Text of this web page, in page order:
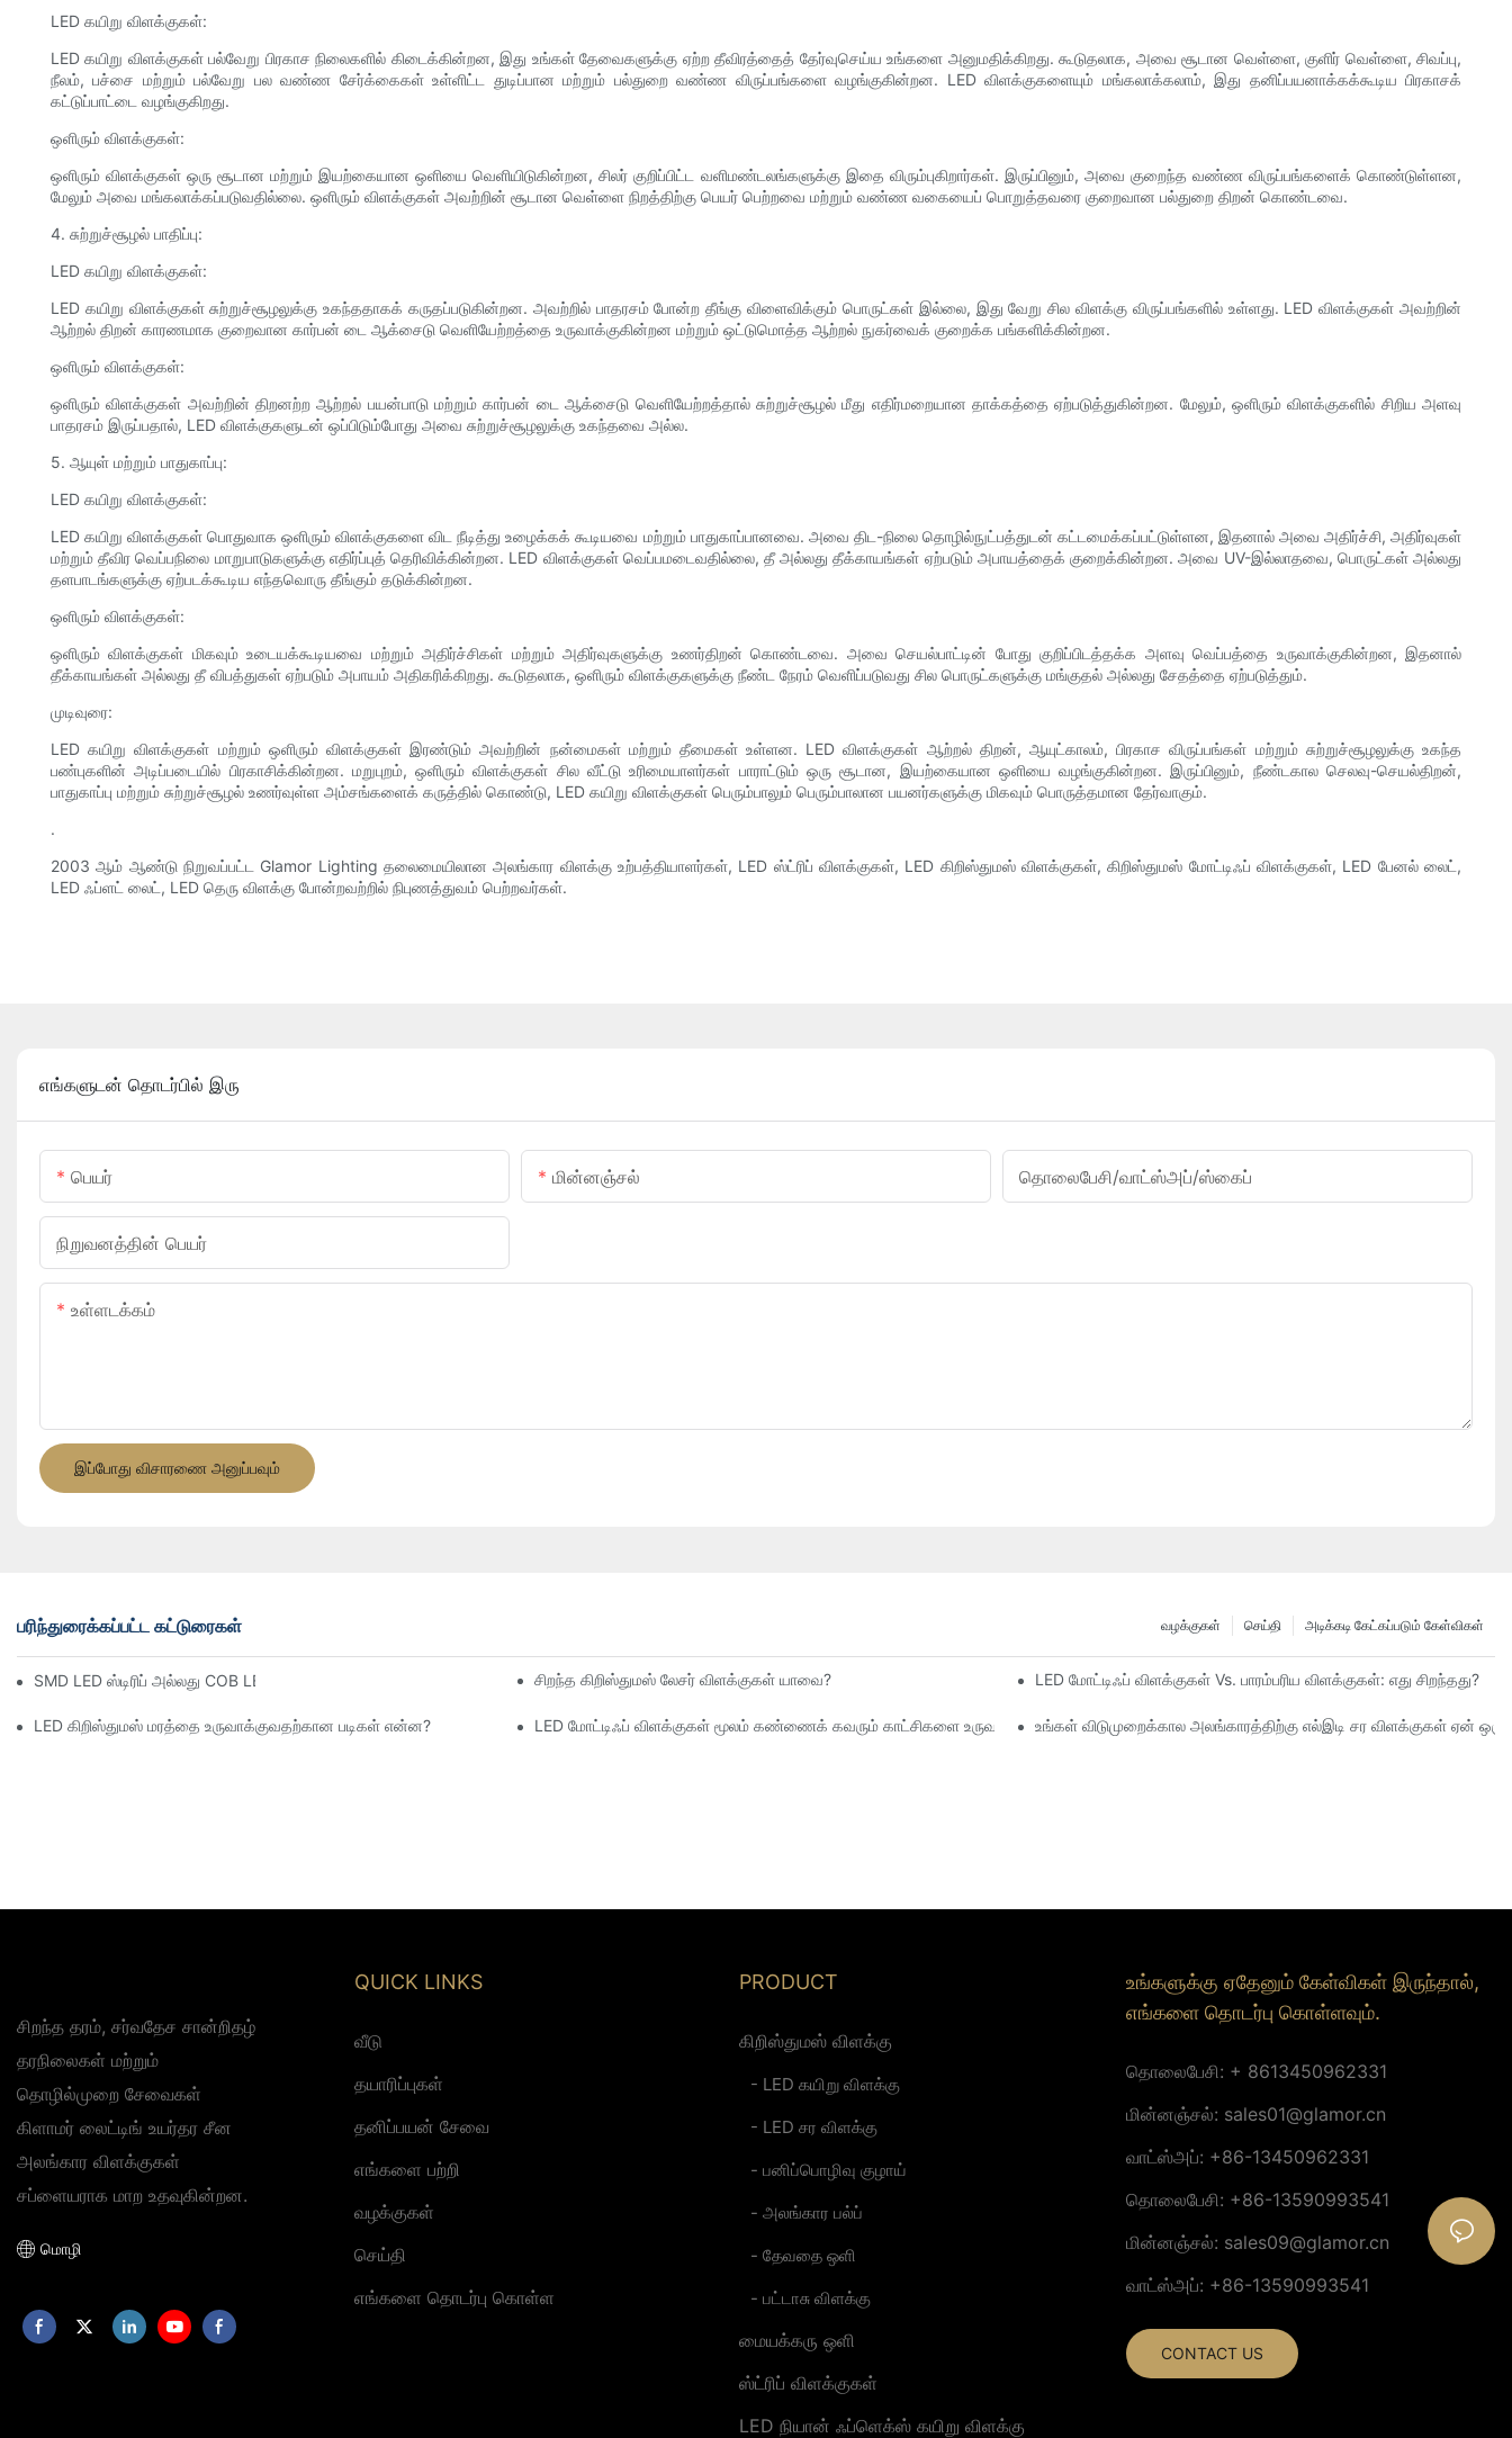
LED கயிறு விளக்குகள்:
LED கயிறு விளக்குகள் பல்வேறு பிரகாச நிலைகளில் கிடைக்கின்றன, இது உங்கள் தேவைகளுக்கு ஏற்ற தீவிரத்தைத் தேர்வுசெய்ய உங்களை அனுமதிக்கிறது. கூடுதலாக, அவை சூடான வெள்ளை, குளிர் வெள்ளை, சிவப்பு,
நீலம், பச்சை மற்றும் பல்வேறு பல வண்ண சேர்க்கைகள் உள்ளிட்ட துடிப்பான மற்றும் பல்துறை வண்ண விருப்பங்களை வழங்குகின்றன. LED விளக்குகளையும் மங்கலாக்கலாம், இது தனிப்பயனாக்கக்கூடிய பிரகாசக்
கட்டுப்பாட்டை வழங்குகிறது.
ஒளிரும் விளக்குகள்:
ஒளிரும் விளக்குகள் ஒரு சூடான மற்றும் இயற்கையான ஒளியை வெளியிடுகின்றன, சிலர் குறிப்பிட்ட வளிமண்டலங்களுக்கு இதை விரும்புகிறார்கள். இருப்பினும், அவை குறைந்த வண்ண விருப்பங்களைக் கொண்டுள்ளன,
மேலும் அவை மங்கலாக்கப்படுவதில்லை. ஒளிரும் விளக்குகள் அவற்றின் சூடான வெள்ளை நிறத்திற்கு பெயர் பெற்றவை மற்றும் வண்ண வகையைப் பொறுத்தவரை குறைவான பல்துறை திறன் கொண்டவை.
4. சுற்றுச்சூழல் பாதிப்பு:
LED கயிறு விளக்குகள்:
LED கயிறு விளக்குகள் சுற்றுச்சூழலுக்கு உகந்ததாகக் கருதப்படுகின்றன. அவற்றில் பாதரசம் போன்ற தீங்கு விளைவிக்கும் பொருட்கள் இல்லை, இது வேறு சில விளக்கு விருப்பங்களில் உள்ளது. LED விளக்குகள் அவற்றின்
ஆற்றல் திறன் காரணமாக குறைவான கார்பன் டை ஆக்சைடு வெளியேற்றத்தை உருவாக்குகின்றன மற்றும் ஒட்டுமொத்த ஆற்றல் நுகர்வைக் குறைக்க பங்களிக்கின்றன.
ஒளிரும் விளக்குகள்:
ஒளிரும் விளக்குகள் அவற்றின் திறனற்ற ஆற்றல் பயன்பாடு மற்றும் கார்பன் டை ஆக்சைடு வெளியேற்றத்தால் சுற்றுச்சூழல் மீது எதிர்மறையான தாக்கத்தை ஏற்படுத்துகின்றன. மேலும், ஒளிரும் விளக்குகளில் சிறிய அளவு
பாதரசம் இருப்பதால், LED விளக்குகளுடன் ஒப்பிடும்போது அவை சுற்றுச்சூழலுக்கு உகந்தவை அல்ல.
5. ஆயுள் மற்றும் பாதுகாப்பு:
LED கயிறு விளக்குகள்:
LED கயிறு விளக்குகள் பொதுவாக ஒளிரும் விளக்குகளை விட நீடித்து உழைக்கக் கூடியவை மற்றும் பாதுகாப்பானவை. அவை திட-நிலை தொழில்நுட்பத்துடன் கட்டமைக்கப்பட்டுள்ளன, இதனால் அவை அதிர்ச்சி, அதிர்வுகள்
மற்றும் தீவிர வெப்பநிலை மாறுபாடுகளுக்கு எதிர்ப்புத் தெரிவிக்கின்றன. LED விளக்குகள் வெப்பமடைவதில்லை, தீ அல்லது தீக்காயங்கள் ஏற்படும் அபாயத்தைக் குறைக்கின்றன. அவை UV-இல்லாதவை, பொருட்கள் அல்லது
தளபாடங்களுக்கு ஏற்படக்கூடிய எந்தவொரு தீங்கும் தடுக்கின்றன.
ஒளிரும் விளக்குகள்:
ஒளிரும் விளக்குகள் மிகவும் உடையக்கூடியவை மற்றும் அதிர்ச்சிகள் மற்றும் அதிர்வுகளுக்கு உணர்திறன் கொண்டவை. அவை செயல்பாட்டின் போது குறிப்பிடத்தக்க அளவு வெப்பத்தை உருவாக்குகின்றன, இதனால்
தீக்காயங்கள் அல்லது தீ விபத்துகள் ஏற்படும் அபாயம் அதிகரிக்கிறது. கூடுதலாக, ஒளிரும் விளக்குகளுக்கு நீண்ட நேரம் வெளிப்படுவது சில பொருட்களுக்கு மங்குதல் அல்லது சேதத்தை ஏற்படுத்தும்.
முடிவுரை:
LED கயிறு விளக்குகள் மற்றும் ஒளிரும் விளக்குகள் இரண்டும் அவற்றின் நன்மைகள் மற்றும் தீமைகள் உள்ளன. LED விளக்குகள் ஆற்றல் திறன், ஆயுட்காலம், பிரகாச விருப்பங்கள் மற்றும் சுற்றுச்சூழலுக்கு உகந்த
பண்புகளின் அடிப்படையில் பிரகாசிக்கின்றன. மறுபுறம், ஒளிரும் விளக்குகள் சில வீட்டு உரிமையாளர்கள் பாராட்டும் ஒரு சூடான, இயற்கையான ஒளியை வழங்குகின்றன. இருப்பினும், நீண்டகால செலவு-செயல்திறன்,
பாதுகாப்பு மற்றும் சுற்றுச்சூழல் உணர்வுள்ள அம்சங்களைக் கருத்தில் கொண்டு, LED கயிறு விளக்குகள் பெரும்பாலும் பெரும்பாலான பயனர்களுக்கு மிகவும் பொருத்தமான தேர்வாகும்.
.
2003 ஆம் ஆண்டு நிறுவப்பட்ட Glamor Lighting தலைமையிலான அலங்கார விளக்கு உற்பத்தியாளர்கள், LED ஸ்ட்ரிப் விளக்குகள், LED கிறிஸ்துமஸ் விளக்குகள், கிறிஸ்துமஸ் மோட்டிஃப் விளக்குகள், LED பேனல் லைட்,
LED ஃப்ளட் லைட், LED தெரு விளக்கு போன்றவற்றில் நிபுணத்துவம் பெற்றவர்கள்.
எங்களுடன் தொடர்பில் இரு
பெயர் மின்னஞ்சல் தொலைபேசி/வாட்ஸ்அப்/ஸ்கைப்
நிறுவனத்தின் பெயர்
உள்ளடக்கம்
இப்போது விசாரணை அனுப்பவும்
பரிந்துரைக்கப்பட்ட கட்டுரைகள் அடிக்கடி கேட்கப்படும் கேள்விகள்
செய்தி
வழக்குகள்
SMD LED ஸ்டிரிப் அல்லது COB LED ஸ்டிரிப்: எது சிறந்தது? சிறந்த கிறிஸ்துமஸ் லேசர் விளக்குகள் யாவை? LED மோட்டிஃப் விளக்குகள் Vs. பாரம்பரிய விளக்குகள்: எது சிறந்தது?
LED கிறிஸ்துமஸ் மரத்தை உருவாக்குவதற்கான படிகள் என்ன? LED மோட்டிஃப் விளக்குகள் மூலம் கண்ணைக் கவரும் காட்சிகளை உருவாக்குதல்உங்கள் விடுமுறைக்கால அலங்காரத்திற்கு எல்இடி சர விளக்குகள் ஏன்
சிறந்த தரம், சர்வதேச சான்றிதழ்
தரநிலைகள் மற்றும்
தொழில்முறை சேவைகள்
கிளாமர் லைட்டிங் உயர்தர சீன
அலங்கார விளக்குகள்
சப்ளையராக மாற உதவுகின்றன.
மொழி
QUICK LINKS
வீடு
தயாரிப்புகள்
தனிப்பயன் சேவை
எங்களை பற்றி
வழக்குகள்
செய்தி
எங்களை தொடர்பு கொள்ள
PRODUCT
கிறிஸ்துமஸ் விளக்கு
- LED கயிறு விளக்கு
- LED சர விளக்கு
- பனிப்பொழிவு குழாய்
- அலங்கார பல்ப்
- தேவதை ஒளி
- பட்டாசு விளக்கு
மையக்கரு ஒளி
ஸ்ட்ரிப் விளக்குகள்
LED நியான் ஃப்ளெக்ஸ் கயிறு விளக்கு
உங்களுக்கு ஏதேனும் கேள்விகள் இருந்தால்,
எங்களை தொடர்பு கொள்ளவும்.
தொலைபேசி: + 8613450962331
மின்னஞ்சல்: sales01@glamor.cn
வாட்ஸ்அப்: +86-13450962331
தொலைபேசி: +86-13590993541
மின்னஞ்சல்: sales09@glamor.cn
வாட்ஸ்அப்: +86-13590993541
CONTACT US